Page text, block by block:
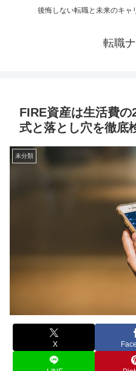
後悔しない転職と未来のキャ
転職
FIRE資産は生活費
式と落とし穴を徹底
未分類
X